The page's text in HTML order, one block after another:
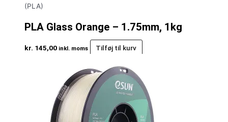
(PLA)
PLA Glass Orange – 1.75mm, 1kg
kr. 145,00 inkl. moms Tilføj til kurv